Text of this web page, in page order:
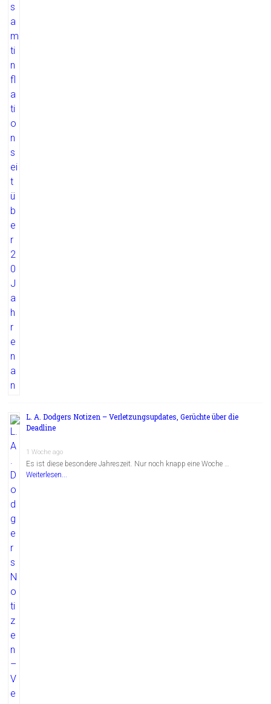
L. A. Dodgers Notizen – Verletzungsupdates, Gerüchte über die
Deadline
1 Woche ago
Es ist diese besondere Jahreszeit. Nur noch knapp eine Woche …
Weiterlesen...